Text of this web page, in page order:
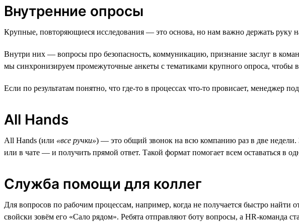
Внутренние опросы
Крупные, повторяющиеся исследования — это основа, но нам важно держать руку
Внутри них — вопросы про безопасность, коммуникацию, признание заслуг в
мы синхронизируем промежуточные анкеты с тематиками крупного опроса, чтобы
Если по результатам понятно, что где-то в процессах что-то провисает, менеджер
All Hands
All Hands (или «все ручки») — это общий звонок на всю компанию раз в две
или в чате — и получить прямой ответ. Такой формат помогает всем оставаться в
Служба помощи для коллег
Для вопросов по рабочим процессам, например, когда не получается быстро
свойски зовём его «Сало рядом». Ребята отправляют боту вопросы, а HR-команда